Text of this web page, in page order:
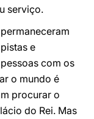
serviço.
e
com os
o mundo é
procurar o
do Rei. Mas